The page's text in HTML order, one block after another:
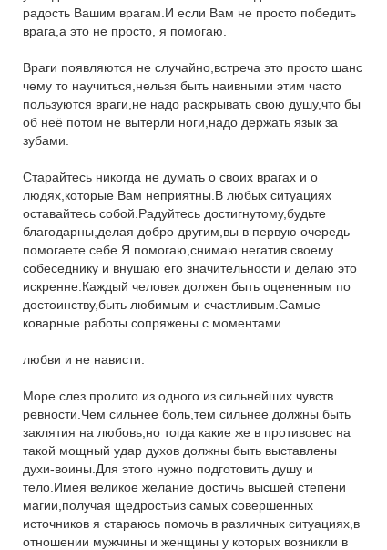
радость Вашим врагам.И если Вам не просто победить
врага,а это не просто, я помогаю.
Враги появляются не случайно,встреча это просто шанс
чему то научиться,нельзя быть наивными этим часто
пользуются враги,не надо раскрывать свою душу,что бы
об неё потом не вытерли ноги,надо держать язык за
зубами.
Старайтесь никогда не думать о своих врагах и о
людях,которые Вам неприятны.В любых ситуациях
оставайтесь собой.Радуйтесь достигнутому,будьте
благодарны,делая добро другим,вы в первую очередь
помогаете себе.Я помогаю,снимаю негатив своему
собеседнику и внушаю его значительности и делаю это
искренне.Каждый человек должен быть оцененным по
достоинству,быть любимым и счастливым.Самые
коварные работы сопряжены с моментами
любви и не нависти.
Море слез пролито из одного из сильнейших чувств
ревности.Чем сильнее боль,тем сильнее должны быть
заклятия на любовь,но тогда какие же в противовес на
такой мощный удар духов должны быть выставлены
духи-воины.Для этого нужно подготовить душу и
тело.Имея великое желание достичь высшей степени
магии,получая щедростьиз самых совершенных
источников я стараюсь помочь в различных ситуациях,в
отношении мужчины и женщины у которых возникли в